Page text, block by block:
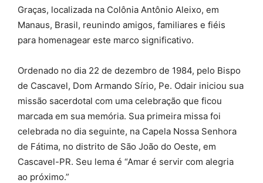
Graças, localizada na Colônia Antônio Aleixo, em
Manaus, Brasil, reunindo amigos, familiares e fiéis
para homenagear este marco significativo.
Ordenado no dia 22 de dezembro de 1984, pelo Bispo
de Cascavel, Dom Armando Sírio, Pe. Odair iniciou sua
missão sacerdotal com uma celebração que ficou
marcada em sua memória. Sua primeira missa foi
celebrada no dia seguinte, na Capela Nossa Senhora
de Fátima, no distrito de São João do Oeste, em
Cascavel-PR. Seu lema é “Amar é servir com alegria
ao próximo.”